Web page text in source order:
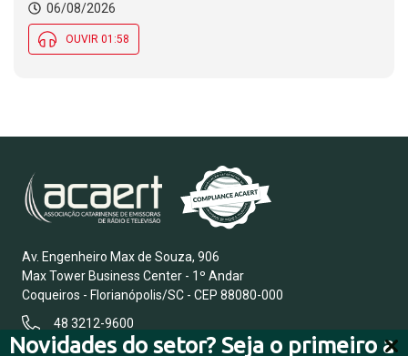
Novidades do setor? Seja o primeiro a
06/08/2026
OUVIR 01:58
Av. Engenheiro Max de Souza, 906
Max Tower Business Center - 1º Andar
Coqueiros - Florianópolis/SC - CEP 88080-000
48 3212-9600